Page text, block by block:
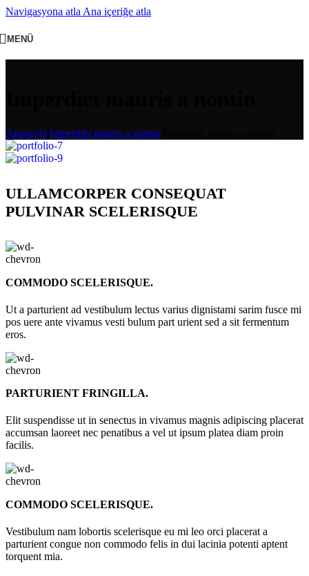
Navigasyona atla Ana içeriğe atla
MENÜ
Anasayfa Imperdiet mauris a nontin
ULLAMCORPER CONSEQUAT
PULVINAR SCELERISQUE
COMMODO SCELERISQUE.
Ut a parturient ad vestibulum lectus varius dignistami sarim fusce mi
pos uere ante vivamus vesti bulum part urient sed a sit fermentum
eros.
PARTURIENT FRINGILLA.
Elit suspendisse ut in senectus in vivamus magnis adipiscing placerat
accumsan laoreet nec penatibus a vel ut ipsum platea diam proin
facilis.
COMMODO SCELERISQUE.
Vestibulum nam lobortis scelerisque eu mi leo orci placerat a
parturient congue non commodo felis in dui lacinia potenti aptent
torquent mia.